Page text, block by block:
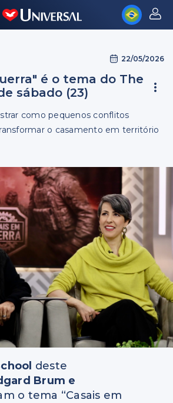
22/05/2026
é o tema do The
sábado (23)
como pequenos conflitos
o casamento em território
deste
Brum e
o tema “Casais em